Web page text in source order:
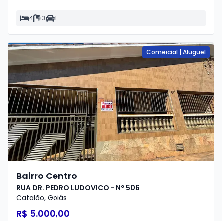
4 3 1
Comercial |Aluguel
Bairro Centro
RUA DR. PEDRO LUDOVICO - Nº 506
Catalão, Goiás
R$ 5.000,00